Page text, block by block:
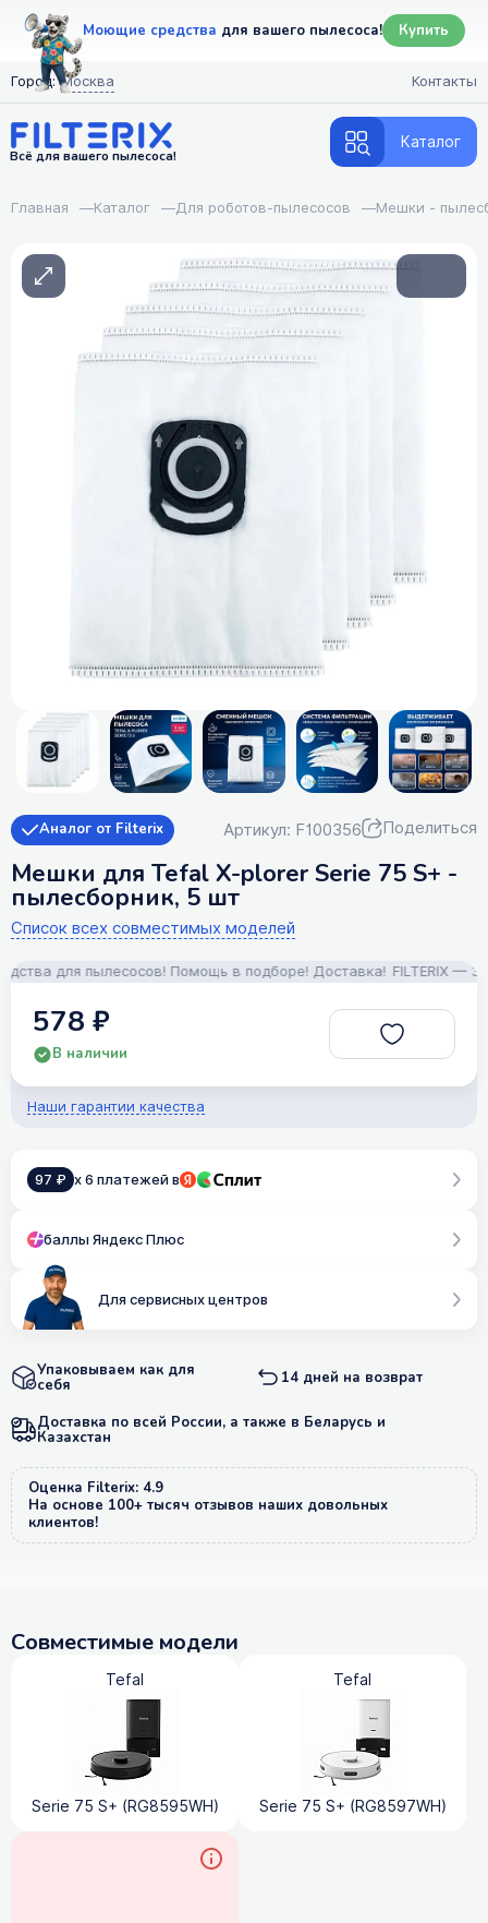
Моющие средства для вашего пылесоса! Купить
Город: Москва Контакты
Всё для вашего пылесоса!
Каталог
Главная —Каталог —Для роботов-пылесосов —Мешки -
Аналог от Filterix Артикул: F100356 Поделиться
Мешки для Tefal X-plorer Serie 75 S+ -
пылесборник, 5 шт
Список всех совместимых моделей
для пылесосов! Помощь в подборе! Доставка! FILTERIX —
578 ₽
В наличии
Наши гарантии качества
97 ₽ x 6 платежей в
баллы Яндекс Плюс
Для сервисных центров
Упаковываем как для
себя 14 дней на возврат
Доставка по всей России, а также в Беларусь и
Казахстан
Оценка Filterix: 4.9
На основе 100+ тысяч отзывов наших довольных
клиентов!
Совместимые модели
Tefal
Serie 75 S+ (RG8595WH)
Tefal
Serie 75 S+ (RG8597WH)